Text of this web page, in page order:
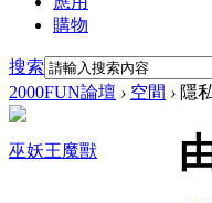
購物
搜索
2000FUN論壇 › 空間 › 隱
巫妖王魔獸